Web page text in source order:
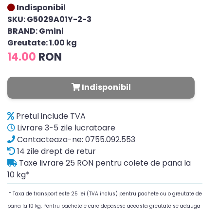
Indisponibil
SKU: G5029A01Y-2-3
BRAND: Gmini
Greutate: 1.00 kg
14.00 RON
Indisponibil
Pretul include TVA
Livrare 3-5 zile lucratoare
Contacteaza-ne: 0755.092.553
14 zile drept de retur
Taxe livrare 25 RON pentru colete de pana la
10 kg*
* Taxa de transport este 25 lei (TVA inclus) pentru pachete cu o greutate de
pana la 10 kg. Pentru pachetele care depasesc aceasta greutate se adauga